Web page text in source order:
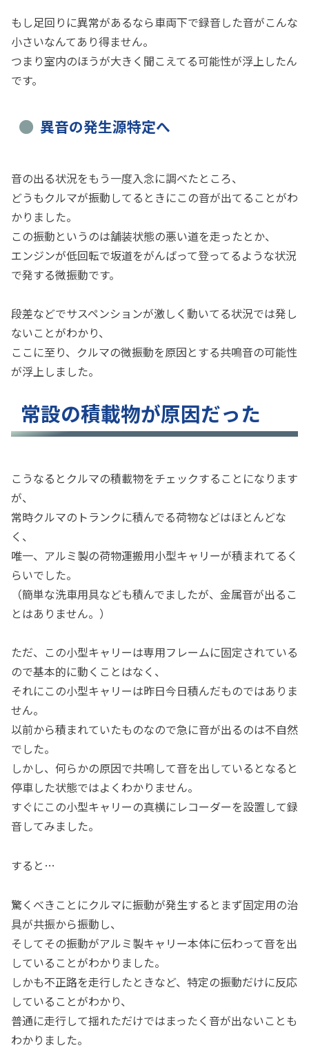
もし足回りに異常があるなら車両下で録音した音がこんな
小さいなんてあり得ません。
つまり室内のほうが大きく聞こえてる可能性が浮上したん
です。
異音の発生源特定へ
音の出る状況をもう一度入念に調べたところ、
どうもクルマが振動してるときにこの音が出てることがわ
かりました。
この振動というのは舗装状態の悪い道を走ったとか、
エンジンが低回転で坂道をがんばって登ってるような状況
で発する微振動です。
段差などでサスペンションが激しく動いてる状況では発し
ないことがわかり、
ここに至り、クルマの微振動を原因とする共鳴音の可能性
が浮上しました。
常設の積載物が原因だった
こうなるとクルマの積載物をチェックすることになります
が、
常時クルマのトランクに積んでる荷物などはほとんどな
く、
唯一、アルミ製の荷物運搬用小型キャリーが積まれてるく
らいでした。
（簡単な洗車用具なども積んでましたが、金属音が出るこ
とはありません。）
ただ、この小型キャリーは専用フレームに固定されている
ので基本的に動くことはなく、
それにこの小型キャリーは昨日今日積んだものではありま
せん。
以前から積まれていたものなので急に音が出るのは不自然
でした。
しかし、何らかの原因で共鳴して音を出しているとなると
停車した状態ではよくわかりません。
すぐにこの小型キャリーの真横にレコーダーを設置して録
音してみました。
すると…
驚くべきことにクルマに振動が発生するとまず固定用の治
具が共振から振動し、
そしてその振動がアルミ製キャリー本体に伝わって音を出
していることがわかりました。
しかも不正路を走行したときなど、特定の振動だけに反応
していることがわかり、
普通に走行して揺れただけではまったく音が出ないことも
わかりました。